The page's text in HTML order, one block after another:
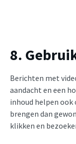
8.
Berichten met
aandacht en een
inhoud helpen ook
brengen dan
klikken en